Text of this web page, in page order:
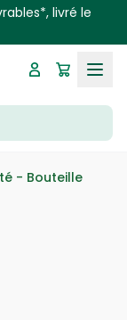
livré le
- Bouteille